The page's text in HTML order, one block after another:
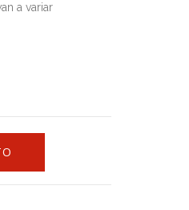
a variar